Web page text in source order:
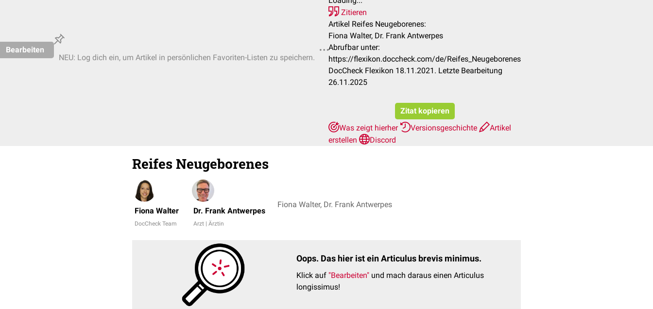
Bearbeiten
NEU: Log dich ein, um Artikel in persönlichen Favoriten-Listen zu speichern.
Zitieren
Artikel Reifes Neugeborenes:
Fiona Walter, Dr. Frank Antwerpes
Abrufbar unter:
https://flexikon.doccheck.com/de/Reifes_Neugeborenes
DocCheck Flexikon 18.11.2021. Letzte Bearbeitung
26.11.2025
Zitat kopieren
Was zeigt hierher
Versionsgeschichte
Artikel
erstellen
Discord
Reifes Neugeborenes
Fiona Walter
DocCheck Team
Dr. Frank Antwerpes
Arzt | Ärztin
Fiona Walter, Dr. Frank Antwerpes
Oops. Das hier ist ein Articulus brevis minimus.
Klick auf "Bearbeiten" und mach daraus einen Articulus
longissimus!